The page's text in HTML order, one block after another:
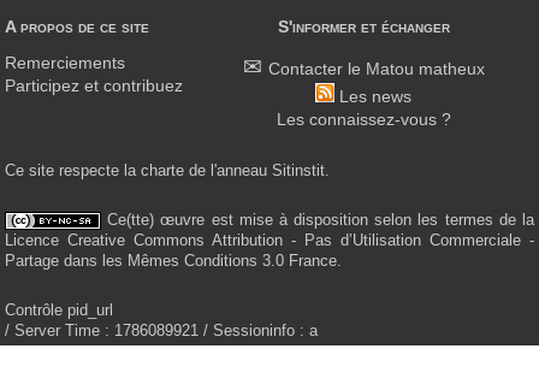
A propos de ce site
Remerciements
Participez et contribuez
S'informer et échanger
Contacter le Matou matheux
Les news
Les connaissez-vous ?
Ce site respecte la charte de l'anneau Sitinstit.
Ce(tte) œuvre est mise à disposition selon les termes de la
Licence Creative Commons Attribution - Pas d’Utilisation Commerciale -
Partage dans les Mêmes Conditions 3.0 France.
Contrôle pid_url
/ Server Time : 1786089921 / Sessioninfo : a